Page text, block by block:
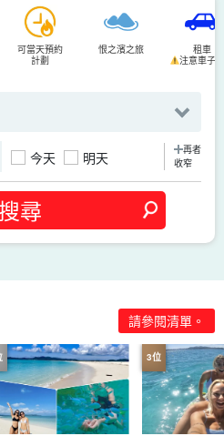
可當天預約
計劃
恨之濱之旅
租車
注意車子
今天 明天
再者
收窄
請參閱清單。